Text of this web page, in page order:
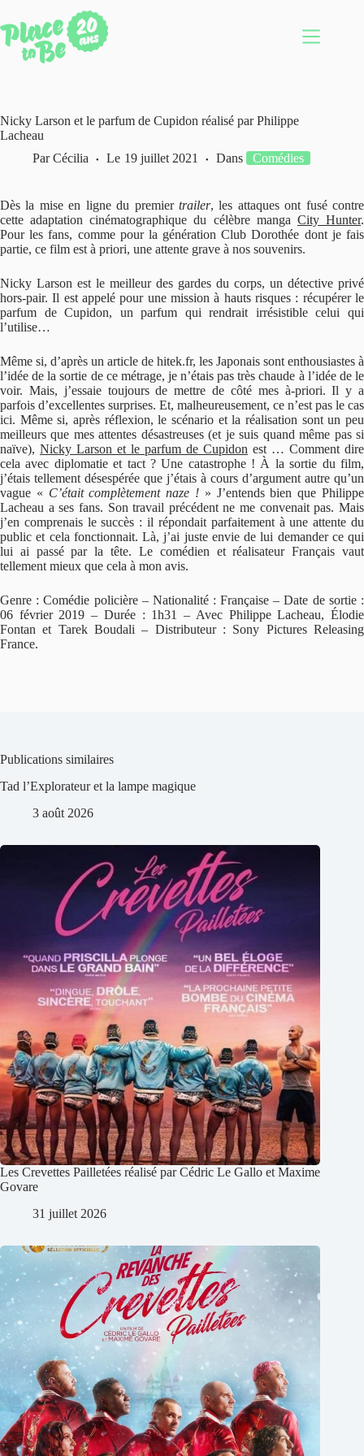
au
contenu
Nicky Larson et le parfum de Cupidon réalisé par Philippe
Lacheau
Par Cécilia Le 19 juillet 2021 Dans Comédies
Dès la mise en ligne du premier trailer, les attaques ont fusé contre
cette adaptation cinématographique du célèbre manga City Hunter.
Pour les fans, comme pour la génération Club Dorothée dont je fais
partie, ce film est à priori, une attente grave à nos souvenirs.
Nicky Larson est le meilleur des gardes du corps, un détective privé
hors-pair. Il est appelé pour une mission à hauts risques : récupérer le
parfum de Cupidon, un parfum qui rendrait irrésistible celui qui
l’utilise…
Même si, d’après un article de hitek.fr, les Japonais sont enthousiastes à
l’idée de la sortie de ce métrage, je n’étais pas très chaude à l’idée de le
voir. Mais, j’essaie toujours de mettre de côté mes à-priori. Il y a
parfois d’excellentes surprises. Et, malheureusement, ce n’est pas le cas
ici. Même si, après réflexion, le scénario et la réalisation sont un peu
meilleurs que mes attentes désastreuses (et je suis quand même pas si
naïve), Nicky Larson et le parfum de Cupidon est … Comment dire
cela avec diplomatie et tact ? Une catastrophe ! À la sortie du film,
j’étais tellement désespérée que j’étais à cours d’argument autre qu’un
vague « C’était complètement naze ! » J’entends bien que Philippe
Lacheau a ses fans. Son travail précédent ne me convenait pas. Mais
j’en comprenais le succès : il répondait parfaitement à une attente du
public et cela fonctionnait. Là, j’ai juste envie de lui demander ce qui
lui ai passé par la tête. Le comédien et réalisateur Français vaut
tellement mieux que cela à mon avis.
Genre : Comédie policière – Nationalité : Française – Date de sortie :
06 février 2019 – Durée : 1h31 – Avec Philippe Lacheau, Élodie
Fontan et Tarek Boudali – Distributeur : Sony Pictures Releasing
France.
Publications similaires
Tad l’Explorateur et la lampe magique
3 août 2026
Les Crevettes Pailletées réalisé par Cédric Le Gallo et Maxime
Govare
31 juillet 2026